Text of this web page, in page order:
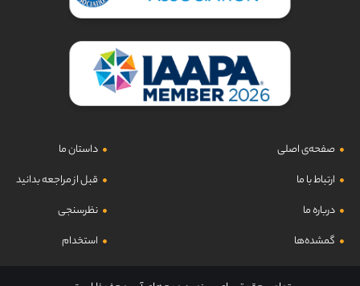
صفحه‌ی اصلی
ارتباط با ما
درباره ما
گمشده‌ها
داستان ما
قبل از مراجعه بدانید
نظرسنجی
استخدام